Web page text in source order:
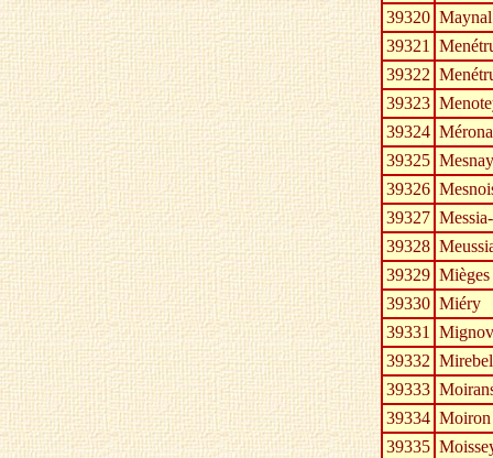
39320 Maynal
39321
39322
39323
39324 Mérona
39325 Mesnay
39326
39327
39328
39329 Mièges
39330 Miéry
39331
39332 Mirebel
39333
39334 Moiron
39335